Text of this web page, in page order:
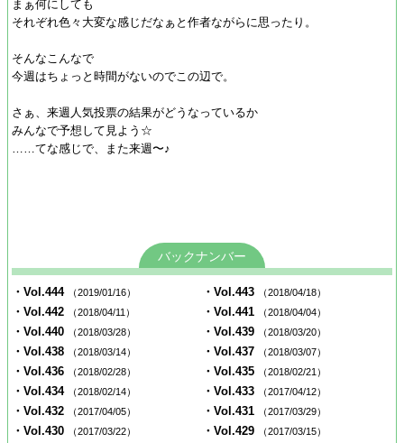
まぁ何にしても
それぞれ色々大変な感じだなぁと作者ながらに思ったり。
そんなこんなで
今週はちょっと時間がないのでこの辺で。
さぁ、来週人気投票の結果がどうなっているか
みんなで予想して見よう☆
……てな感じで、また来週〜♪
バックナンバー
・Vol.444 （2019/01/16） ・Vol.443 （2018/04/18）
・Vol.442 （2018/04/11） ・Vol.441 （2018/04/04）
・Vol.440 （2018/03/28） ・Vol.439 （2018/03/20）
・Vol.438 （2018/03/14） ・Vol.437 （2018/03/07）
・Vol.436 （2018/02/28） ・Vol.435 （2018/02/21）
・Vol.434 （2018/02/14） ・Vol.433 （2017/04/12）
・Vol.432 （2017/04/05） ・Vol.431 （2017/03/29）
・Vol.430 （2017/03/22） ・Vol.429 （2017/03/15）